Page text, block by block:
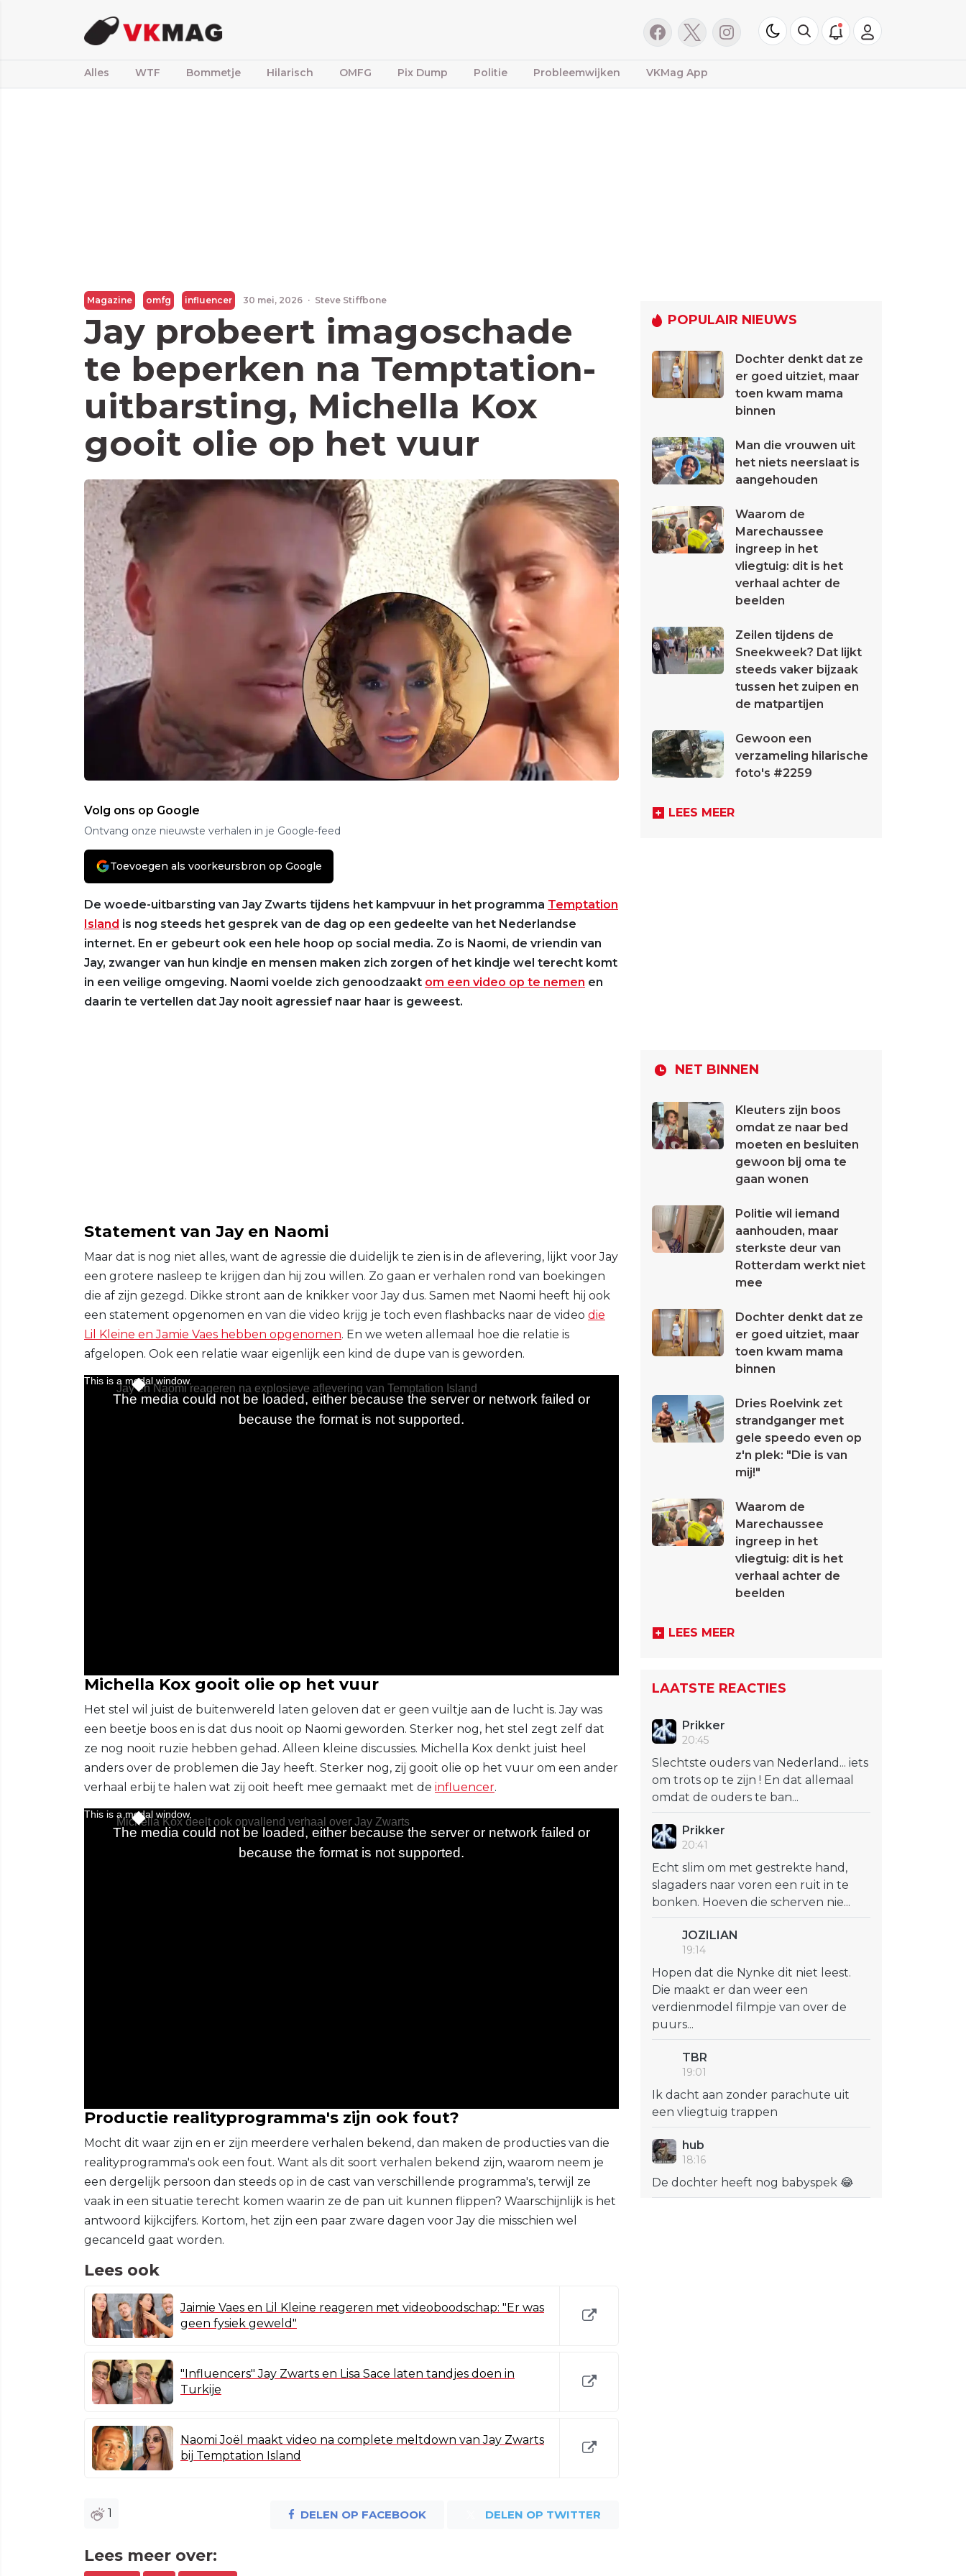
Alles WTF Bommetje Hilarisch OMFG Pix Dump Politie Probleemwijken VKMag App
Magazine omfg influencer 30 mei, 2026 · Steve Stiffbone
Jay probeert imagoschade
te beperken na Temptation-
uitbarsting, Michella Kox
gooit olie op het vuur
Volg ons op Google
Ontvang onze nieuwste verhalen in je Google-feed
Toevoegen als voorkeursbron op Google
De woede-uitbarsting van Jay Zwarts tijdens het kampvuur in het programma Temptation
Island is nog steeds het gesprek van de dag op een gedeelte van het Nederlandse
internet. En er gebeurt ook een hele hoop op social media. Zo is Naomi, de vriendin van
Jay, zwanger van hun kindje en mensen maken zich zorgen of het kindje wel terecht komt
in een veilige omgeving. Naomi voelde zich genoodzaakt om een video op te nemen en
daarin te vertellen dat Jay nooit agressief naar haar is geweest.
Statement van Jay en Naomi
Maar dat is nog niet alles, want de agressie die duidelijk te zien is in de aflevering, lijkt voor Jay
een grotere nasleep te krijgen dan hij zou willen. Zo gaan er verhalen rond van boekingen
die af zijn gezegd. Dikke stront aan de knikker voor Jay dus. Samen met Naomi heeft hij ook
een statement opgenomen en van die video krijg je toch even flashbacks naar de video die
Lil Kleine en Jamie Vaes hebben opgenomen. En we weten allemaal hoe die relatie is
afgelopen. Ook een relatie waar eigenlijk een kind de dupe van is geworden.
Michella Kox gooit olie op het vuur
Het stel wil juist de buitenwereld laten geloven dat er geen vuiltje aan de lucht is. Jay was
een beetje boos en is dat dus nooit op Naomi geworden. Sterker nog, het stel zegt zelf dat
ze nog nooit ruzie hebben gehad. Alleen kleine discussies. Michella Kox denkt juist heel
anders over de problemen die Jay heeft. Sterker nog, zij gooit olie op het vuur om een ander
verhaal erbij te halen wat zij ooit heeft mee gemaakt met de influencer.
Productie realityprogramma's zijn ook fout?
Mocht dit waar zijn en er zijn meerdere verhalen bekend, dan maken de producties van die
realityprogramma's ook een fout. Want als dit soort verhalen bekend zijn, waarom neem je
een dergelijk persoon dan steeds op in de cast van verschillende programma's, terwijl ze
vaak in een situatie terecht komen waarin ze de pan uit kunnen flippen? Waarschijnlijk is het
antwoord kijkcijfers. Kortom, het zijn een paar zware dagen voor Jay die misschien wel
gecanceld gaat worden.
Lees ook
Jaimie Vaes en Lil Kleine reageren met videoboodschap: "Er was
geen fysiek geweld"
"Influencers" Jay Zwarts en Lisa Sace laten tandjes doen in
Turkije
Naomi Joël maakt video na complete meltdown van Jay Zwarts
bij Temptation Island
1 DELEN OP FACEBOOK DELEN OP TWITTER
Lees meer over:
POPULAIR NIEUWS
Dochter denkt dat ze
er goed uitziet, maar
toen kwam mama
binnen
Man die vrouwen uit
het niets neerslaat is
aangehouden
Waarom de
Marechaussee
ingreep in het
vliegtuig: dit is het
verhaal achter de
beelden
Zeilen tijdens de
Sneekweek? Dat lijkt
steeds vaker bijzaak
tussen het zuipen en
de matpartijen
Gewoon een
verzameling hilarische
foto's #2259
LEES MEER
NET BINNEN
Kleuters zijn boos
omdat ze naar bed
moeten en besluiten
gewoon bij oma te
gaan wonen
Politie wil iemand
aanhouden, maar
sterkste deur van
Rotterdam werkt niet
mee
Dochter denkt dat ze
er goed uitziet, maar
toen kwam mama
binnen
Dries Roelvink zet
strandganger met
gele speedo even op
z'n plek: "Die is van
mij!"
Waarom de
Marechaussee
ingreep in het
vliegtuig: dit is het
verhaal achter de
beelden
LEES MEER
LAATSTE REACTIES
Prikker
20:45
Slechtste ouders van Nederland... iets
om trots op te zijn ! En dat allemaal
omdat de ouders te ban...
Prikker
20:41
Echt slim om met gestrekte hand,
slagaders naar voren een ruit in te
bonken. Hoeven die scherven nie...
JOZILIAN
19:14
Hopen dat die Nynke dit niet leest.
Die maakt er dan weer een
verdienmodel filmpje van over de
puurs...
TBR
19:01
Ik dacht aan zonder parachute uit
een vliegtuig trappen
hub
18:16
De dochter heeft nog babyspek 😂